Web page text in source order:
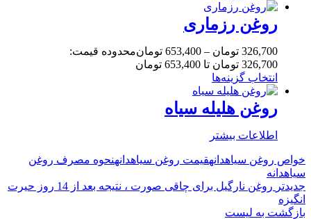
روغن رزماری
326,700 تومان –
653,400 تومانمحدوده قیمت:
326,700 تومان تا 653,400 تومان
انتخاب گزینه‌ها
روغن هلیله سیاه
اطلاعات بیشتر
خواص روغن سیاهدانهقیمت روغن سیاهدانهنحوه مصرف روغن
سیاهدانه
جدیدتر
روغن نارگیل برای چاقی صورت ، نتیجه بعد از 14 روز حیرت
انگیزه
بازگشت به لیست